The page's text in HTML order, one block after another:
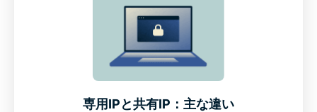
専用IPと共有IP：主な違い